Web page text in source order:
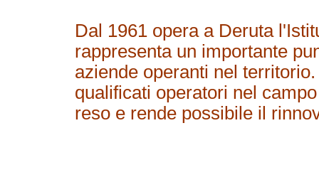
Dal 1961 opera a Deruta
rappresenta un importante
aziende operanti nel
qualificati operatori nel
reso e rende possibile il